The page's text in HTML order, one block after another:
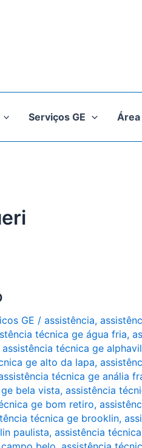
Serviços GE Área
GE / assistência,
técnica ge água fria,
assistência técnica ge
ge alto da lapa,
técnica ge anália
bela vista, assistência
ge bom retiro,
técnica ge brooklin,
paulista, assistência